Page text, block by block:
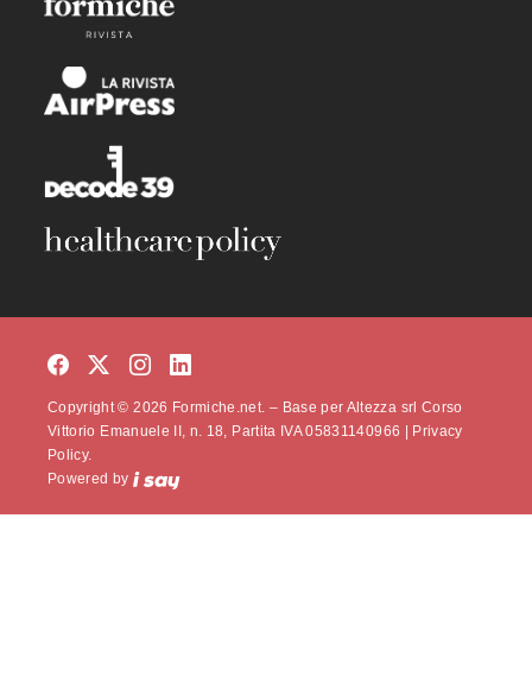
Copyright © 2026 Formiche.net. – Base per Altezza srl Corso
Vittorio Emanuele II, n. 18, Partita IVA 05831140966 |
Privacy
Policy.
Powered by